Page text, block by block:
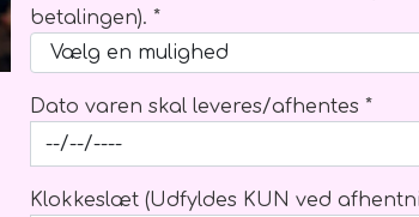
Kondolenceblomster, kort mv.
Kort
Bårebuketter
Båredekorationer
Kranse
Brudesvend
Brudepige
Pynt
betalingen). *
Dato varen skal leveres/afhentes *
Klokkeslæt (Udfyldes KUN ved